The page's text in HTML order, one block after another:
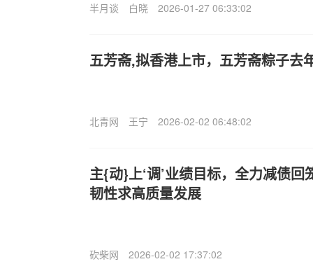
半月谈 白晓 2026-01-27 06:33:02
五芳斋,拟香港上市，五芳斋粽子去
北青网 王宁 2026-02-02 06:48:02
主{动}上‘调’业绩目标，全力减债
韧性求高质量发展
砍柴网 2026-02-02 17:37:02